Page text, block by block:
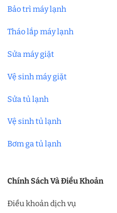
Bảo trì máy lạnh
Tháo lắp máy lạnh
Sửa máy giặt
Vệ sinh máy giặt
Sửa tủ lạnh
Vệ sinh tủ lạnh
Bơm ga tủ lạnh
Chính Sách Và Điều Khoản
Điều khoản dịch vụ